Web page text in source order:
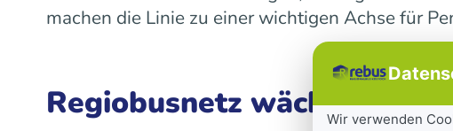
machen die Linie zu einer wichtigen Achse für
Regiobusnetz wächstWir verwenden